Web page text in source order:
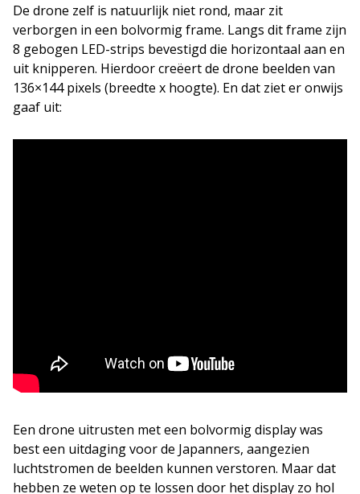
De drone zelf is natuurlijk niet rond, maar zit
verborgen in een bolvormig frame. Langs dit frame zijn
8 gebogen LED-strips bevestigd die horizontaal aan en
uit knipperen. Hierdoor creëert de drone beelden van
136×144 pixels (breedte x hoogte). En dat ziet er onwijs
gaaf uit:
Een drone uitrusten met een bolvormig display was
best een uitdaging voor de Japanners, aangezien
luchtstromen de beelden kunnen verstoren. Maar dat
hebben ze weten op te lossen door het display zo hol